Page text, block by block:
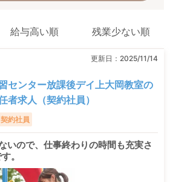
給与高い順 残業少ない順
更新日： 2025/11/14
センター放課後デイ上大岡教室の
者求人（契約社員）
契約社員
いので、仕事終わりの時間も充実さ
。